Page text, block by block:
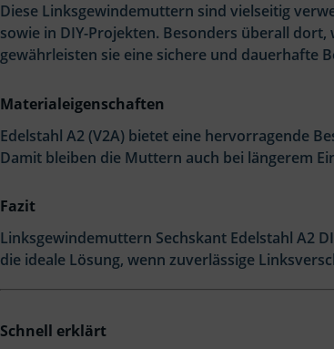
Diese Linksgewindemuttern sind vielseitig
sowie in DIY-Projekten. Besonders überall
gewährleisten sie eine sichere und dauerhafte
Materialeigenschaften
Edelstahl A2 (V2A) bietet eine hervorragende
Damit bleiben die Muttern auch bei längerem
Fazit
Linksgewindemuttern Sechskant Edelstahl A2
die ideale Lösung, wenn zuverlässige
Schnell erklärt